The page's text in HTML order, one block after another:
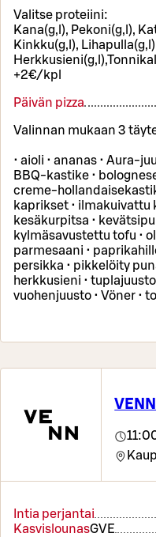
Valitse proteiini:
Kana(g,l), Pekoni(g,l),
Kinkku(g,l),
+2€/kpl
Päivän pizza
Valinnan mukaan 3
• aioli • ananas • Aura-
BBQ-kastike •
creme-
kaprikset • ilmakuivattu
kesäkurpitsa •
kylmäsavustettu tofu •
parmesaani •
persikka • pikkelöity
herkkusieni •
vuohenjuusto • Vöner •
Intia perjantai
KasvislounasGVE